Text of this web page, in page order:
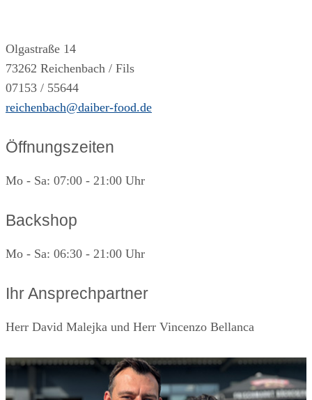
Olgastraße 14
73262 Reichenbach / Fils
07153 / 55644
reichenbach@daiber-food.de
Öffnungszeiten
Mo - Sa: 07:00 - 21:00 Uhr
Backshop
Mo - Sa: 06:30 - 21:00 Uhr
Ihr Ansprechpartner
Herr David Malejka und Herr Vincenzo Bellanca